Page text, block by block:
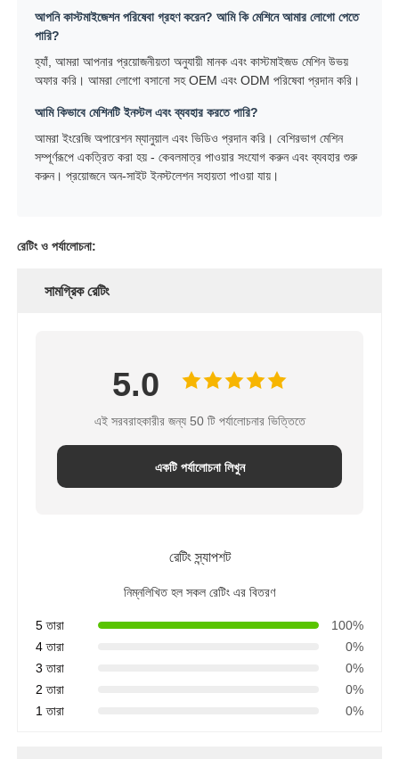
আপনি কাস্টমাইজেশন পরিষেবা গ্রহণ করেন? আমি কি মেশিনে আমার লোগো পেতে
পারি?
হ্যাঁ, আমরা আপনার প্রয়োজনীয়তা অনুযায়ী মানক এবং কাস্টমাইজড মেশিন উভয়
অফার করি। আমরা লোগো বসানো সহ OEM এবং ODM পরিষেবা প্রদান করি।
আমি কিভাবে মেশিনটি ইনস্টল এবং ব্যবহার করতে পারি?
আমরা ইংরেজি অপারেশন ম্যানুয়াল এবং ভিডিও প্রদান করি। বেশিরভাগ মেশিন
সম্পূর্ণরূপে একত্রিত করা হয় - কেবলমাত্র পাওয়ার সংযোগ করুন এবং ব্যবহার শুরু
করুন। প্রয়োজনে অন-সাইট ইনস্টলেশন সহায়তা পাওয়া যায়।
রেটিং ও পর্যালোচনা:
সামগ্রিক রেটিং
5.0
এই সরবরাহকারীর জন্য 50 টি পর্যালোচনার ভিত্তিতে
একটি পর্যালোচনা লিখুন
রেটিং স্ন্যাপশট
নিম্নলিখিত হল সকল রেটিং এর বিতরণ
5 তারা
100%
4 তারা
0%
3 তারা
0%
2 তারা
0%
1 তারা
0%